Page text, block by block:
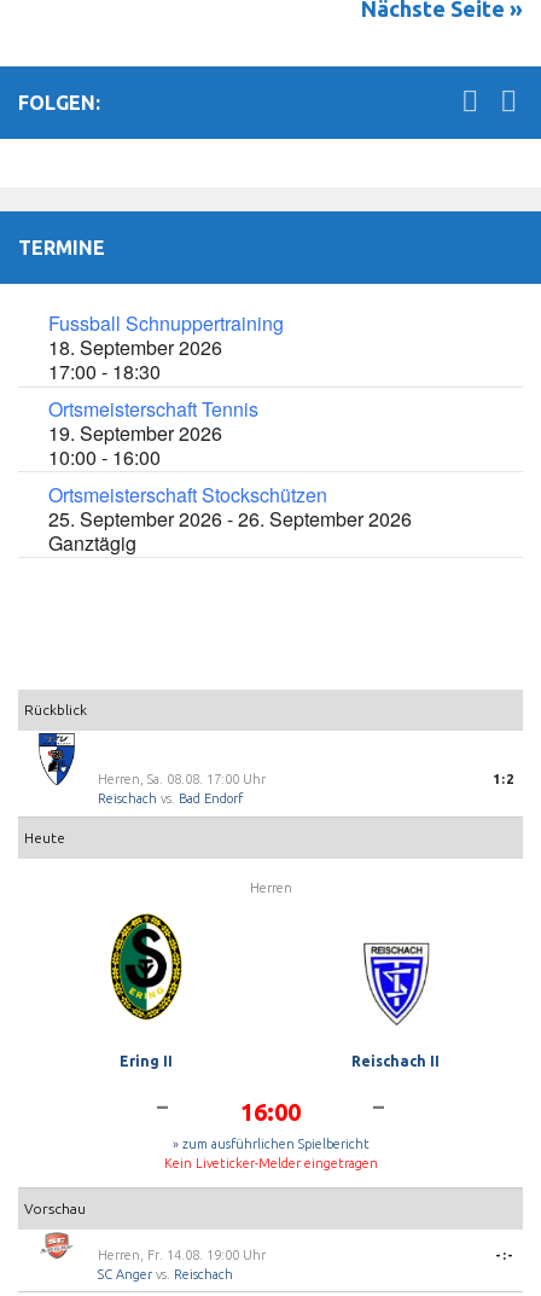
Nächste Seite »
FOLGEN:
TERMINE
Fussball Schnuppertraining
18. September 2026
17:00 - 18:30
Ortsmeisterschaft Tennis
19. September 2026
10:00 - 16:00
Ortsmeisterschaft Stockschützen
25. September 2026 - 26. September 2026
Ganztägig
Rückblick
Herren, Sa. 08.08. 17:00 Uhr
Reischach vs. Bad Endorf
1:2
Heute
Herren
Ering II Reischach II
- 16:00 -
» zum ausführlichen Spielbericht
Kein Liveticker-Melder eingetragen
Vorschau
Herren, Fr. 14.08. 19:00 Uhr
SC Angervs. Reischach
-:-